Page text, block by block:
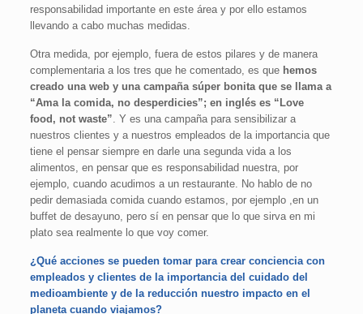
responsabilidad importante en este área y por ello estamos
llevando a cabo muchas medidas.
Otra medida, por ejemplo, fuera de estos pilares y de manera
complementaria a los tres que he comentado, es que hemos
creado una web y una campaña súper bonita que se llama a
“Ama la comida, no desperdicies”; en inglés es “Love
food, not waste”. Y es una campaña para sensibilizar a
nuestros clientes y a nuestros empleados de la importancia que
tiene el pensar siempre en darle una segunda vida a los
alimentos, en pensar que es responsabilidad nuestra, por
ejemplo, cuando acudimos a un restaurante. No hablo de no
pedir demasiada comida cuando estamos, por ejemplo ,en un
buffet de desayuno, pero sí en pensar que lo que sirva en mi
plato sea realmente lo que voy comer.
¿Qué acciones se pueden tomar para crear conciencia con
empleados y clientes de la importancia del cuidado del
medioambiente y de la reducción nuestro impacto en el
planeta cuando viajamos?